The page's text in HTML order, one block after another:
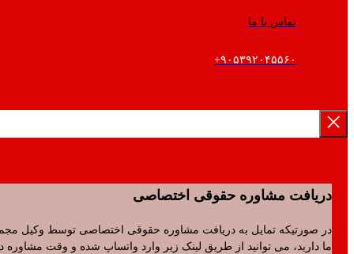
تماس با ما
۹۰۵۳۹۲۰۴۵۵۶۰+
مشاوره حقوقی اختصاصی
تمایل به دریافت مشاوره حقوقی اختصاصی توسط وکیل مجموعه
می توانید از طریق لینک زیر وارد واتساپ شده و وقت مشاوره دریافت